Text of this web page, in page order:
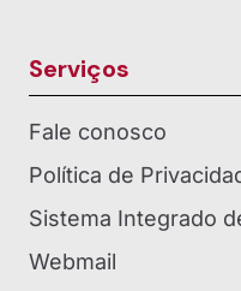
Serviços
Fale conosco
Política de
Sistema Integrado
Webmail